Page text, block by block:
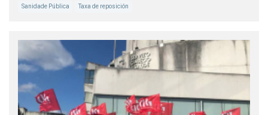
Sanidade Pública Taxa de reposición